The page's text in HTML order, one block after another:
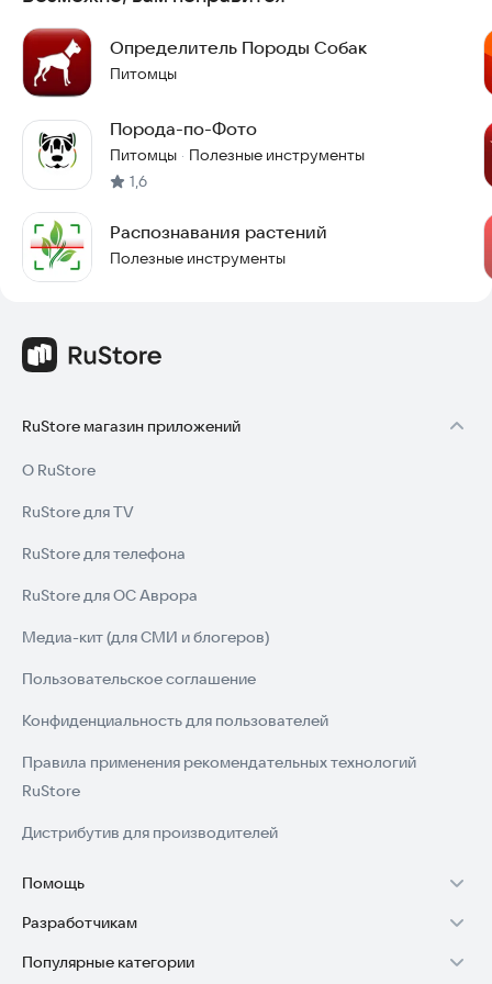
Определитель Породы Собак
Питомцы
Порода-по-Фото
Питомцы · Полезные инструменты
1,6
Распознавания растений
Полезные инструменты
RuStore магазин приложений
О RuStore
RuStore для TV
RuStore для телефона
RuStore для ОС Аврора
Медиа-кит (для СМИ и блогеров)
Пользовательское соглашение
Конфиденциальность для пользователей
Правила применения рекомендательных технологий
RuStore
Дистрибутив для производителей
Помощь
Установка RuStore на TV
Установка RuStore на телефон
Разработчикам
Зарабатывать с RuStore
Популярные категории